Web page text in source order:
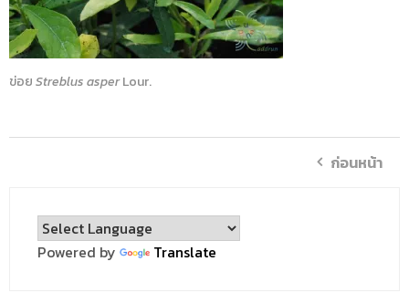
ข่อยStreblus asperLour.
ก่อนหน้า
Powered by Translate